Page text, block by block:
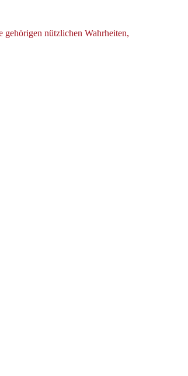
gehörigen nützlichen Wahrheiten,